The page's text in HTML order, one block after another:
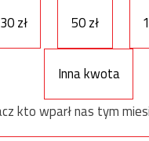
30 zł 50 zł
Inna kwota
kto wparł nas tym